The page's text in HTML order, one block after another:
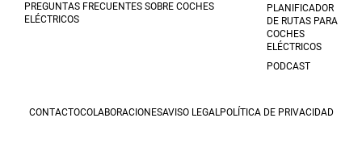
PREGUNTAS FRECUENTES SOBRE COCHES
ELÉCTRICOS
PLANIFICADOR
DE RUTAS PARA
COCHES
ELÉCTRICOS
PODCAST
CONTACTOCOLABORACIONESAVISO LEGALPOLÍTICA DE PRIVACIDAD